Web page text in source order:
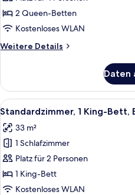
Betten,
Erdgeschoss
2 Queen-Betten
Kostenloses WLAN
Weitere Details
Weitere
2 Queen-
Betten,
Erdgeschoss
Daten
Alle
Fotos
für
Standardzimmer,
1 King-
Bett,
Erdgeschoss
6
Standardzimmer, 1 King-Bett,
33 m²
1 Schlafzimmer
Platz für 2 Personen
1 King-Bett
Kostenloses WLAN